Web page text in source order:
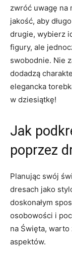
zwróć uwagę na
jakość, aby
drugie, wybierz
figury, ale
swobodnie. ‌Nie
dodadzą
elegancka
w dziesiątkę!
Jak
poprzez
Planując swój
dresach jako
doskonałym
osobowości i
⁤na Święta,
aspektów.